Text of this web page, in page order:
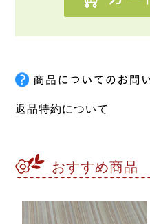
返品特約について
おすすめ商品